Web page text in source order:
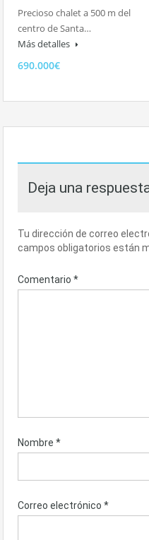
Precioso chalet a 500 m del
centro de Santa…
Más detalles
690.000€
Deja una
Tu dirección de correo
campos obligatorios están
Comentario *
Nombre *
Correo electrónico *